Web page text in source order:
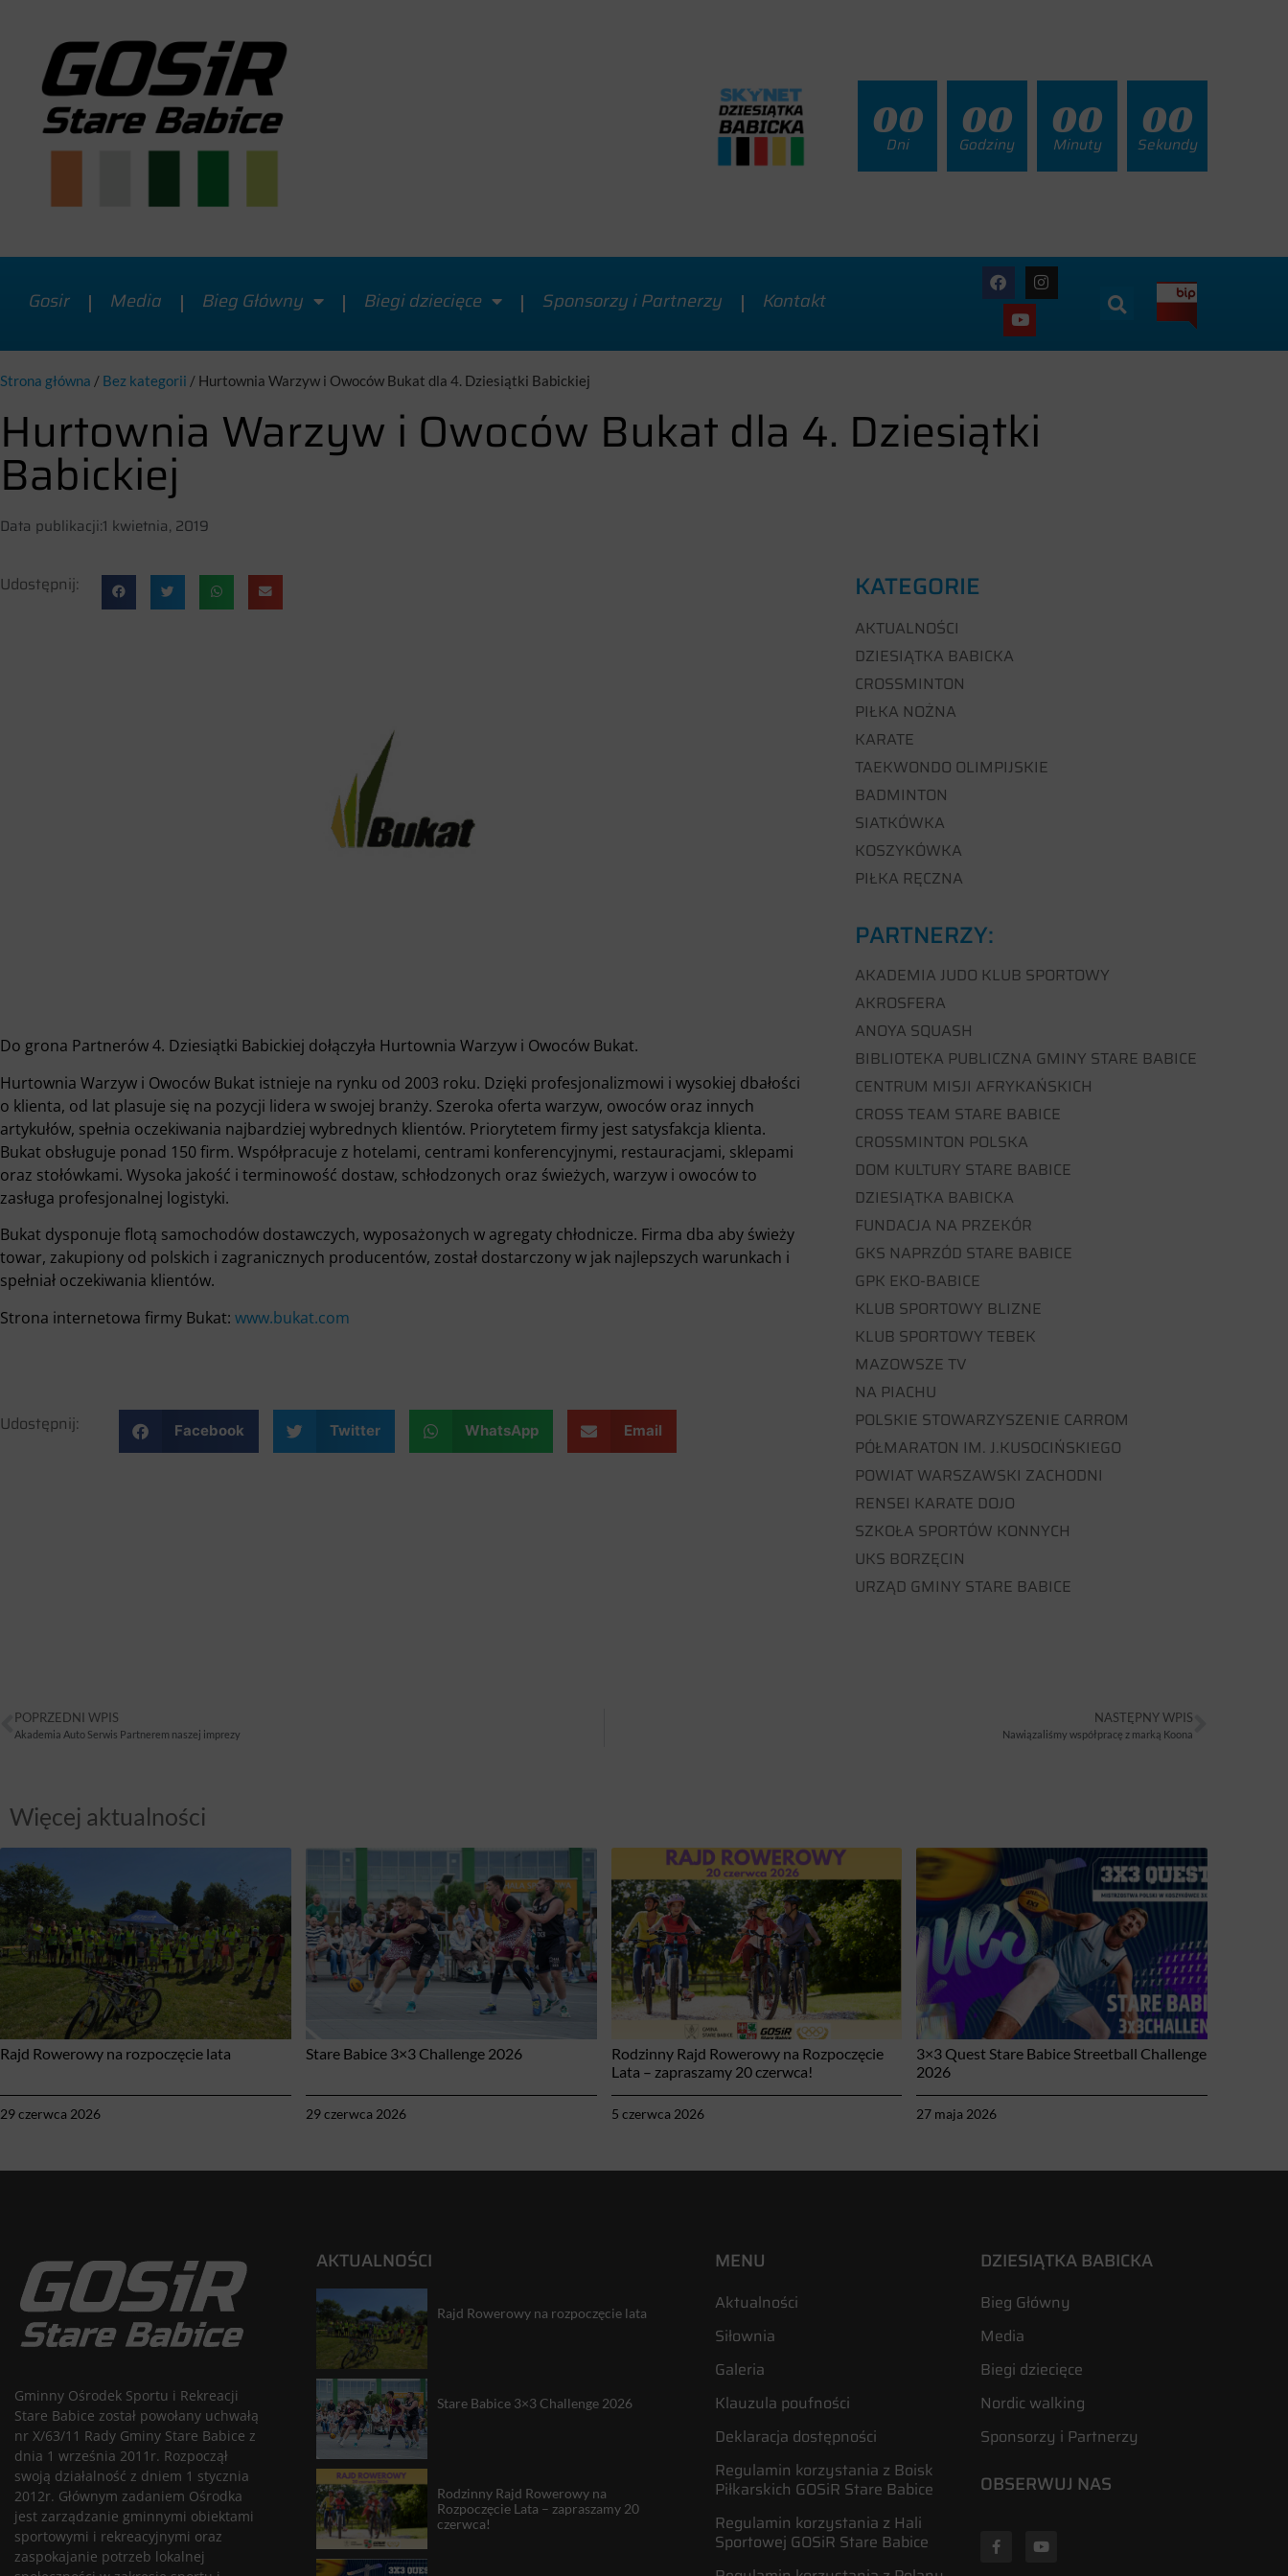
00
Dni
00
Godziny
00
Minuty
00
Sekundy
Gosir Media Bieg Główny Biegi dziecięce Sponsorzy i Partnerzy Kontakt
Strona główna / Bez kategorii / Hurtownia Warzyw i Owoców Bukat dla 4. Dziesiątki Babickiej
Hurtownia Warzyw i Owoców Bukat dla 4. Dziesiątki
Babickiej
Data publikacji:1 kwietnia, 2019
Udostępnij:
Do grona Partnerów 4. Dziesiątki Babickiej dołączyła Hurtownia Warzyw i Owoców Bukat.
Hurtownia Warzyw i Owoców Bukat istnieje na rynku od 2003 roku. Dzięki profesjonalizmowi i wysokiej dbałości
o klienta, od lat plasuje się na pozycji lidera w swojej branży. Szeroka oferta warzyw, owoców oraz innych
artykułów, spełnia oczekiwania najbardziej wybrednych klientów. Priorytetem firmy jest satysfakcja klienta.
Bukat obsługuje ponad 150 firm. Współpracuje z hotelami, centrami konferencyjnymi, restauracjami, sklepami
oraz stołówkami. Wysoka jakość i terminowość dostaw, schłodzonych oraz świeżych, warzyw i owoców to
zasługa profesjonalnej logistyki.
Bukat dysponuje flotą samochodów dostawczych, wyposażonych w agregaty chłodnicze. Firma dba aby świeży
towar, zakupiony od polskich i zagranicznych producentów, został dostarczony w jak najlepszych warunkach i
spełniał oczekiwania klientów.
Strona internetowa firmy Bukat: www.bukat.com
Udostępnij: Facebook Twitter WhatsApp Email
KATEGORIE
AKTUALNOŚCI
DZIESIĄTKA BABICKA
CROSSMINTON
PIŁKA NOŻNA
KARATE
TAEKWONDO OLIMPIJSKIE
BADMINTON
SIATKÓWKA
KOSZYKÓWKA
PIŁKA RĘCZNA
PARTNERZY:
AKADEMIA JUDO KLUB SPORTOWY
AKROSFERA
ANOYA SQUASH
BIBLIOTEKA PUBLICZNA GMINY STARE BABICE
CENTRUM MISJI AFRYKAŃSKICH
CROSS TEAM STARE BABICE
CROSSMINTON POLSKA
DOM KULTURY STARE BABICE
DZIESIĄTKA BABICKA
FUNDACJA NA PRZEKÓR
GKS NAPRZÓD STARE BABICE
GPK EKO-BABICE
KLUB SPORTOWY BLIZNE
KLUB SPORTOWY TEBEK
MAZOWSZE TV
NA PIACHU
POLSKIE STOWARZYSZENIE CARROM
PÓŁMARATON IM. J.KUSOCIŃSKIEGO
POWIAT WARSZAWSKI ZACHODNI
RENSEI KARATE DOJO
SZKOŁA SPORTÓW KONNYCH
UKS BORZĘCIN
URZĄD GMINY STARE BABICE
POPRZEDNI WPIS
Akademia Auto Serwis Partnerem naszej imprezy
NASTĘPNY WPIS
Nawiązaliśmy współpracę z marką Koona
Więcej aktualności
Rajd Rowerowy na rozpoczęcie lata
29 czerwca 2026
Stare Babice 3×3 Challenge 2026
29 czerwca 2026
Rodzinny Rajd Rowerowy na Rozpoczęcie
Lata – zapraszamy 20 czerwca!
5 czerwca 2026
3×3 Quest Stare Babice Streetball Challenge
2026
27 maja 2026
Gminny Ośrodek Sportu i Rekreacji
Stare Babice został powołany uchwałą
nr X/63/11 Rady Gminy Stare Babice z
dnia 1 września 2011r. Rozpoczął
swoją działalność z dniem 1 stycznia
2012r. Głównym zadaniem Ośrodka
jest zarządzanie gminnymi obiektami
sportowymi i rekreacyjnymi oraz
zaspokajanie potrzeb lokalnej
AKTUALNOŚCI
Rajd Rowerowy na rozpoczęcie lata
Stare Babice 3×3 Challenge 2026
Rodzinny Rajd Rowerowy na
Rozpoczęcie Lata – zapraszamy 20
czerwca!
MENU
Aktualności
Siłownia
Galeria
Klauzula poufności
Deklaracja dostępności
Regulamin korzystania z Boisk
Piłkarskich GOSiR Stare Babice
Regulamin korzystania z Hali
Sportowej GOSiR Stare Babice
DZIESIĄTKA BABICKA
Bieg Główny
Media
Biegi dziecięce
Nordic walking
Sponsorzy i Partnerzy
OBSERWUJ NAS